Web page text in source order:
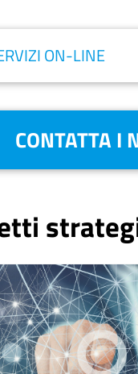
ON-LINE
CONTATTA I